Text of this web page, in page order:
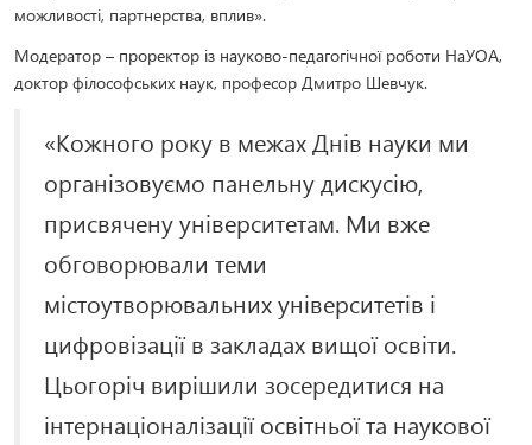
можливості, партнерства, вплив».
Модератор – проректор із науково-педагогічної роботи НаУОА,
доктор філософських наук, професор Дмитро Шевчук.
«Кожного року в межах Днів науки ми
організовуємо панельну дискусію,
присвячену університетам. Ми вже
обговорювали теми
містоутворювальних університетів і
цифровізації в закладах вищої освіти.
Цьогоріч вирішили зосередитися на
інтернаціоналізації освітньої та наукової